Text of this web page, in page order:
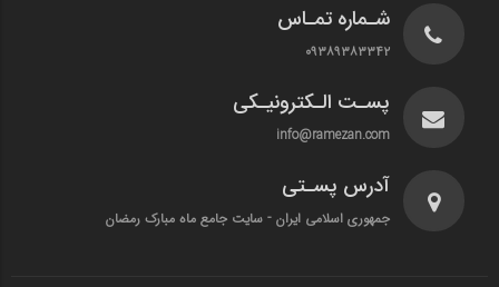
شـماره تمـاس
۰۹۳۸۹۳۸۳۳۴۲
پسـت الـکترونیـکی
info@ramezan.com
آدرس پسـتی
جمهوری اسلامی ایران - سایت جامع ماه مبارک رمضان